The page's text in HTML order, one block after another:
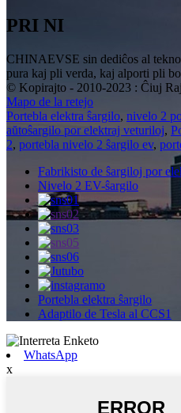
PRI NI
CHINAEVSE sin dediĉos al
pura kaj pli verda, kaj alporti pli
© Kopirajto - 2010-2023 : Ĉiuj
Mapo de la retejo
Portebla elektra ŝargilo, nivelo 2
aŭtoŝargilo por elektraj veturiloj,
2, portebla nivelo 2 ŝargilo ev,
Fabrikisto de ŝargiloj por
Nivelo 2 EV-ŝargilo
Portebla elektra ŝargilo
Adaptilo de Tesla al CCS1
WhatsApp
x